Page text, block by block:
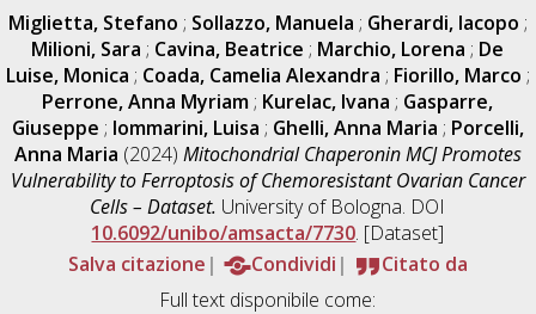
Miglietta, Stefano ; Sollazzo, Manuela ; Gherardi, Iacopo ;
Milioni, Sara ; Cavina, Beatrice ; Marchio, Lorena ; De
Luise, Monica ; Coada, Camelia Alexandra ; Fiorillo, Marco ;
Perrone, Anna Myriam; Kurelac, Ivana ; Gasparre,
Giuseppe ; Iommarini, Luisa ; Ghelli, Anna Maria ; Porcelli,
Anna Maria (2024) Mitochondrial Chaperonin MCJ Promotes
Vulnerability to Ferroptosis of Chemoresistant Ovarian Cancer
Cells – Dataset. University of Bologna. DOI
10.6092/unibo/amsacta/7730. [Dataset]
Salva citazione
Condividi
Citato da
Full text disponibile come: